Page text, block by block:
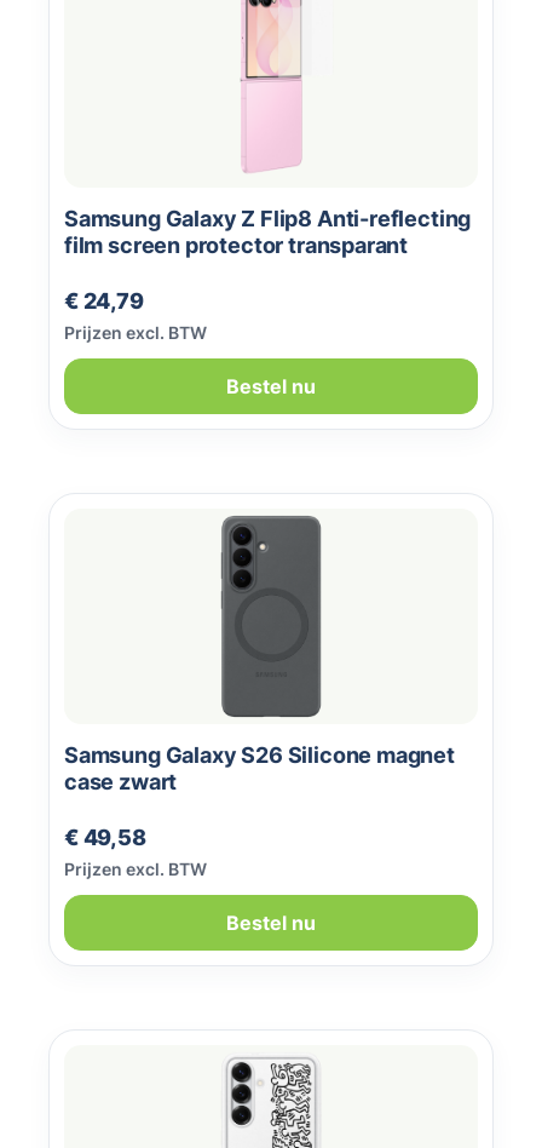
Samsung Galaxy Z Flip8 Anti-reflecting
film screen protector transparant
Normale prijs:
€ 24,79
Prijzen excl. BTW
Bestel nu
Samsung Galaxy S26 Silicone magnet
case zwart
Normale prijs:
€ 49,58
Prijzen excl. BTW
Bestel nu